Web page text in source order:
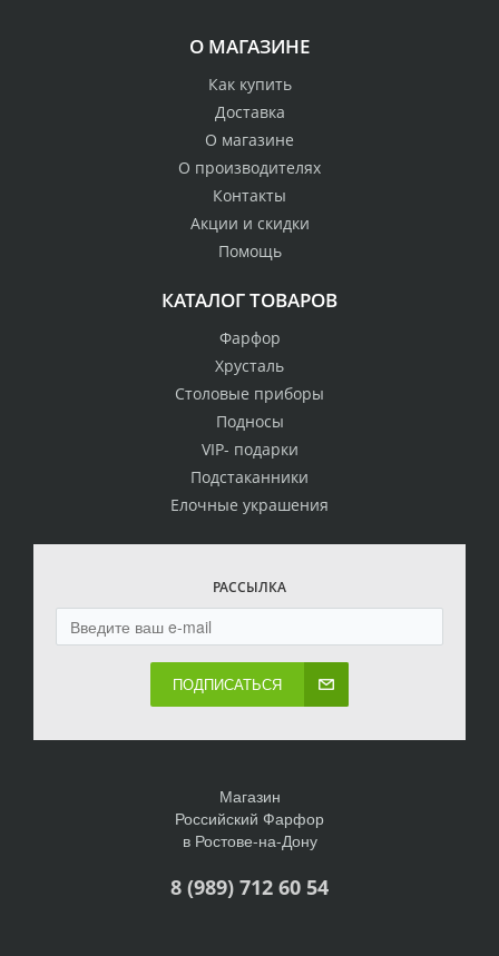
О МАГАЗИНЕ
Как купить
Доставка
О магазине
О производителях
Контакты
Акции и скидки
Помощь
КАТАЛОГ ТОВАРОВ
Фарфор
Хрусталь
Столовые приборы
Подносы
VIP- подарки
Подстаканники
Елочные украшения
РАССЫЛКА
ПОДПИСАТЬСЯ
Магазин
Российский Фарфор
в Ростове-на-Дону
8 (989) 712 60 54